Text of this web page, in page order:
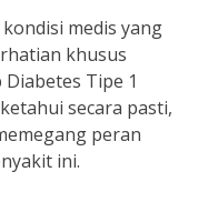
medis yang
khusus
Tipe 1
secara pasti,
peran
ini.